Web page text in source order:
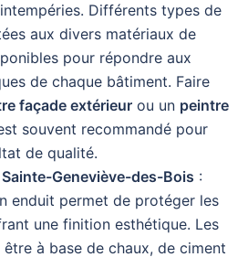
Différents types de
aux divers matériaux de
pour répondre aux
de chaque bâtiment. Faire
façade extérieur ou un peintre
souvent recommandé pour
de qualité.
Geneviève-des-Bois :
enduit permet de protéger les
une finition esthétique. Les
à base de chaux, de ciment